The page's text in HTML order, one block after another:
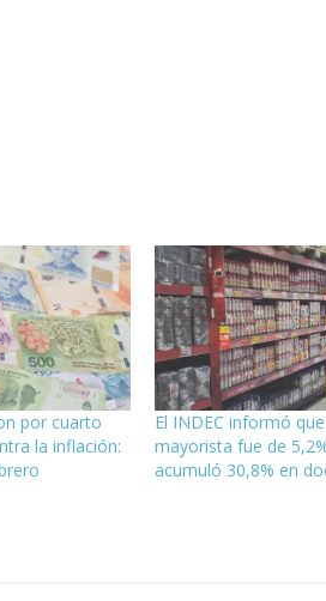
por cuarto
la inflación:
El INDEC informó
mayorista fue de
acumuló 30,8% en